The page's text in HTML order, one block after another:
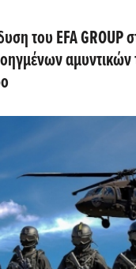
του EFA GROUP
αμυντικών